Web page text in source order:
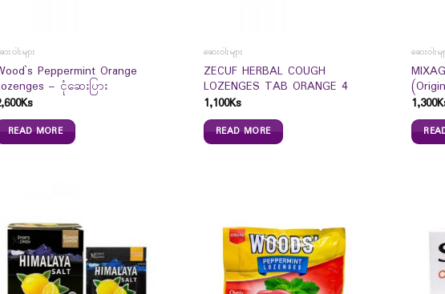
းဝါးများ
Peppermint Orange
– ငုံဆေးပြား
Ks
READ MORE
ဆေးဝါးများ
ZECUF HERBAL COUGH
LOZENGES TAB ORANGE 4
1,100Ks
READ MORE
ဆေးဝါးမျ
1,300